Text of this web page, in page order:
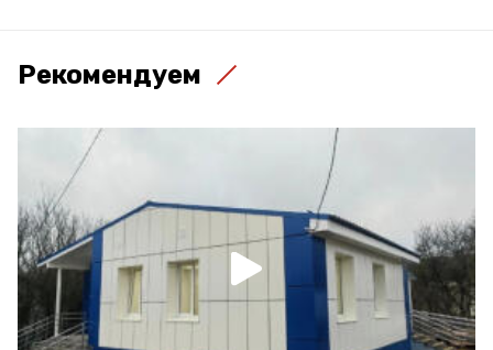
Рекомендуем